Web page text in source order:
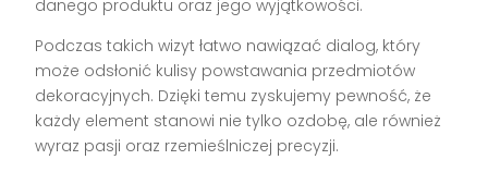
danego produktu oraz jego wyjątkowości.
Podczas takich wizyt łatwo nawiązać dialog, który
może odsłonić kulisy powstawania przedmiotów
dekoracyjnych. Dzięki temu zyskujemy pewność, że
każdy element stanowi nie tylko ozdobę, ale również
wyraz pasji oraz rzemieślniczej precyzji.